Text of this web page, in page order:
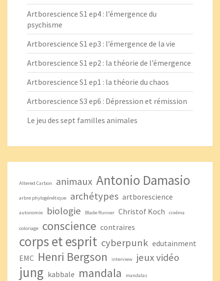
Artborescience S1 ep4 : l’émergence du
psychisme
Artborescience S1 ep3 : l’émergence de la vie
Artborescience S1 ep2 : la théorie de l’émergence
Artborescience S1 ep1 : la théorie du chaos
Artborescience S3 ep6 : Dépression et rémission
Le jeu des sept familles animales
Altered Carbon animaux Antonio Damasio
arbre phylogénétique archétypes artborescience
autonomie biologie Blade Runner Christof Koch cinéma
coloriage conscience contraires
corps et esprit cyberpunk edutainment
EMC Henri Bergson interview jeux vidéo
jung kabbale mandala mandalas